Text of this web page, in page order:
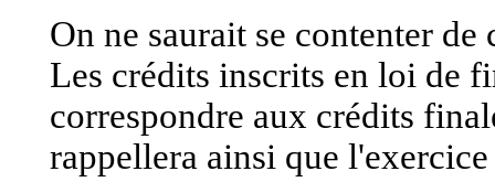
On ne saurait se contenter de
Les crédits inscrits en loi de
correspondre aux crédits
rappellera ainsi que